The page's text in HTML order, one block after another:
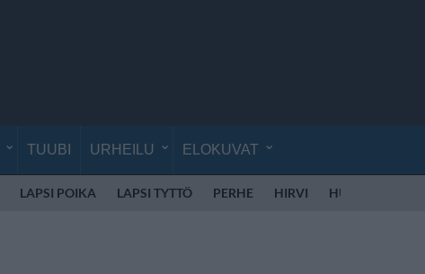
TUUBI URHEILU ELOKUVAT
LAPSI POIKA LAPSI TYTTÖ PERHE HIRVI HUUMEET